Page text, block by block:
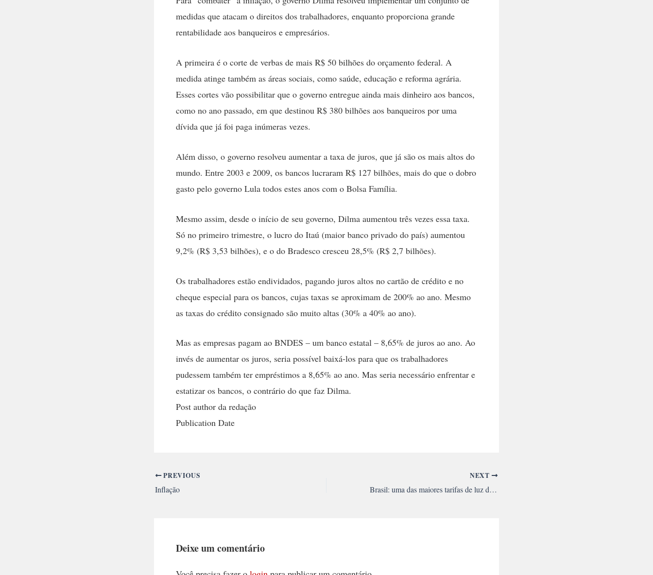
medidas que atacam o direitos dos trabalhadores, enquanto proporciona grande
rentabilidade aos banqueiros e empresários.
A primeira é o corte de verbas de mais R$ 50 bilhões do orçamento federal. A
medida atinge também as áreas sociais, como saúde, educação e reforma agrária.
Esses cortes vão possibilitar que o governo entregue ainda mais dinheiro aos bancos,
como no ano passado, em que destinou R$ 380 bilhões aos banqueiros por uma
dívida que já foi paga inúmeras vezes.
Além disso, o governo resolveu aumentar a taxa de juros, que já são os mais altos do
mundo. Entre 2003 e 2009, os bancos lucraram R$ 127 bilhões, mais do que o dobro
gasto pelo governo Lula todos estes anos com o Bolsa Família.
Mesmo assim, desde o início de seu governo, Dilma aumentou três vezes essa taxa.
Só no primeiro trimestre, o lucro do Itaú (maior banco privado do país) aumentou
9,2% (R$ 3,53 bilhões), e o do Bradesco cresceu 28,5% (R$ 2,7 bilhões).
Os trabalhadores estão endividados, pagando juros altos no cartão de crédito e no
cheque especial para os bancos, cujas taxas se aproximam de 200% ao ano. Mesmo
as taxas do crédito consignado são muito altas (30% a 40% ao ano).
Mas as empresas pagam ao BNDES – um banco estatal – 8,65% de juros ao ano. Ao
invés de aumentar os juros, seria possível baixá-los para que os trabalhadores
pudessem também ter empréstimos a 8,65% ao ano. Mas seria necessário enfrentar e
estatizar os bancos, o contrário do que faz Dilma.
Post author da redação
Publication Date
PREVIOUS
Inflação
NEXT
Brasil: uma das maiores tarifas de luz do mundo
Deixe um comentário